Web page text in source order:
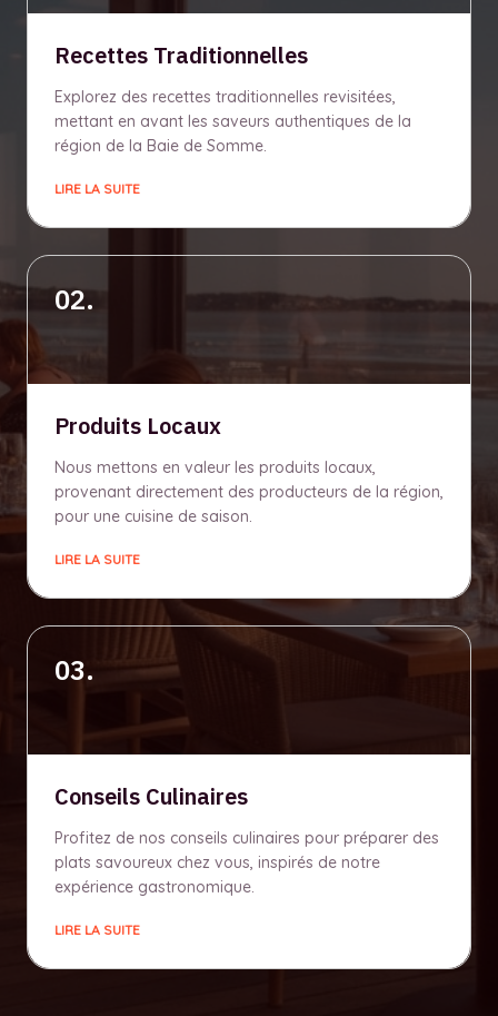
Recettes Traditionnelles
Explorez des recettes traditionnelles revisitées,
mettant en avant les saveurs authentiques de la
région de la Baie de Somme.
LIRE LA SUITE
02.
Produits Locaux
Nous mettons en valeur les produits locaux,
provenant directement des producteurs de la région,
pour une cuisine de saison.
LIRE LA SUITE
03.
Conseils Culinaires
Profitez de nos conseils culinaires pour préparer des
plats savoureux chez vous, inspirés de notre
expérience gastronomique.
LIRE LA SUITE